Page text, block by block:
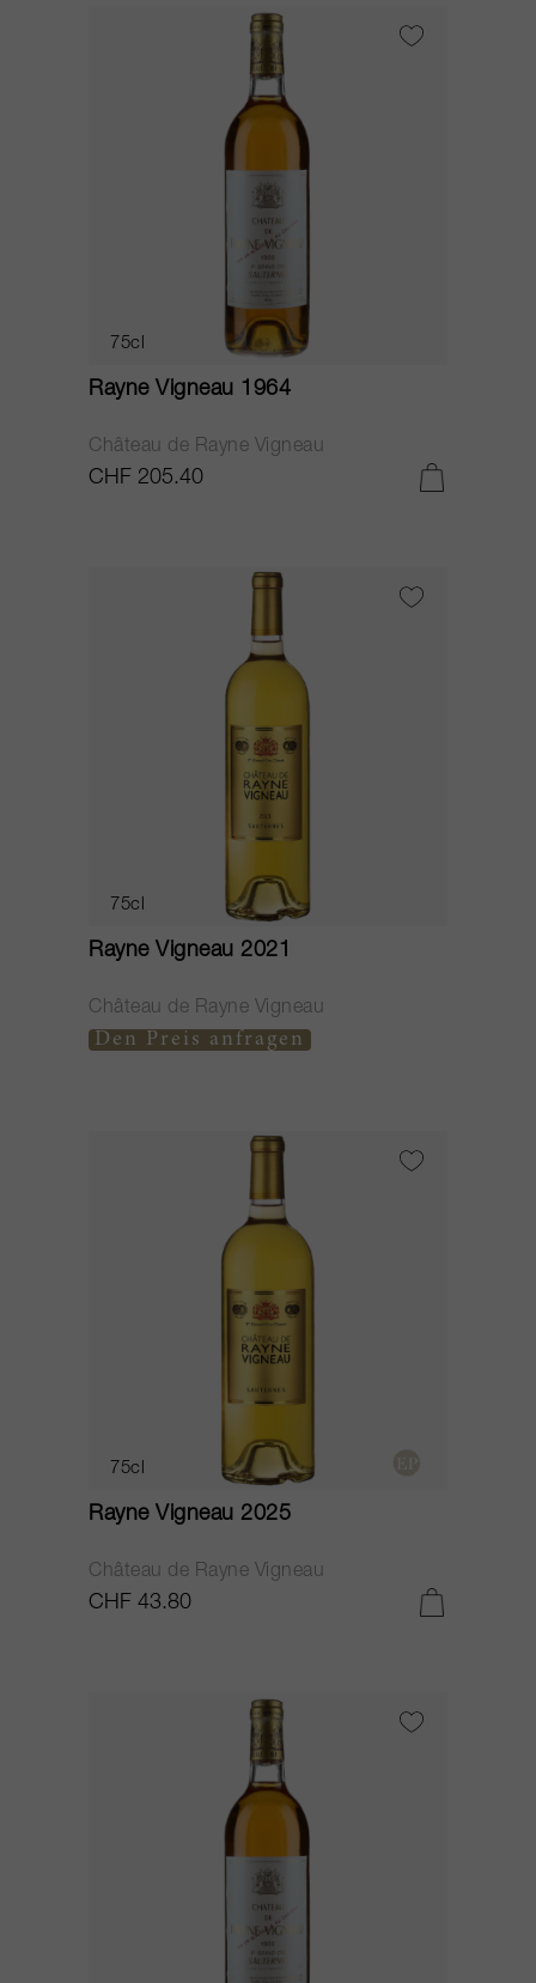
75cl
Rayne Vigneau 1964
Château de Rayne Vigneau
CHF 205.40
75cl
Rayne Vigneau 2021
Château de Rayne Vigneau
Den Preis anfragen
75cl
Rayne Vigneau 2025
Château de Rayne Vigneau
CHF 43.80